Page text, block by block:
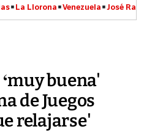
La Llorona Venezuela José
buena'
de Juegos
relajarse'